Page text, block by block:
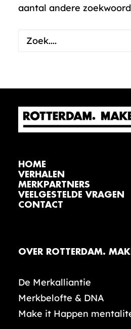
aantal andere
HOME
VERHALEN
MERKPARTNERS
VEELGESTELDE VRAGEN
CONTACT
OVER ROTTERDAM.
De Merkalliantie
Merkbelofte & DNA
Make it Happen